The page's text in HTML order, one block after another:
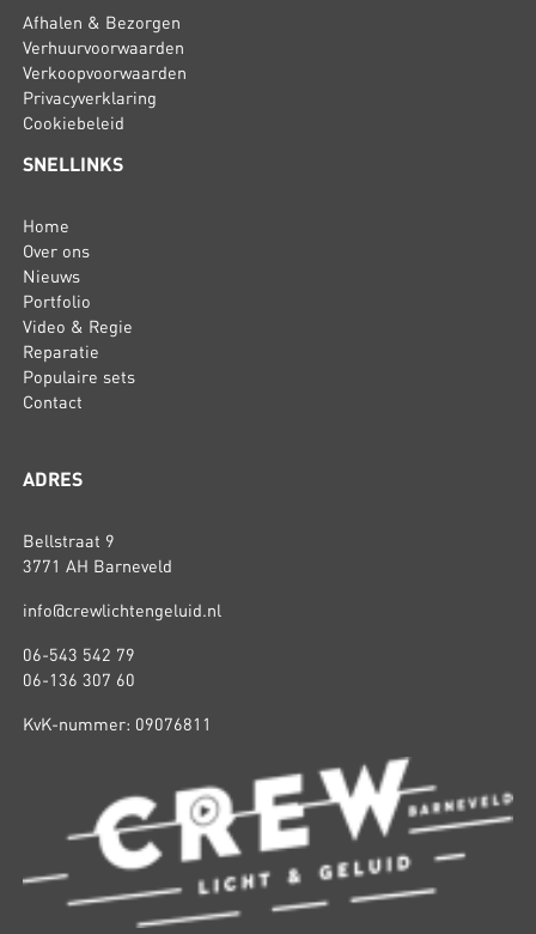
Afhalen & Bezorgen
Verhuurvoorwaarden
Verkoopvoorwaarden
Privacyverklaring
Cookiebeleid
SNELLINKS
Home
Over ons
Nieuws
Portfolio
Video & Regie
Reparatie
Populaire sets
Contact
ADRES
Bellstraat 9
3771 AH Barneveld
info@crewlichtengeluid.nl
06-543 542 79
06-136 307 60
KvK-nummer: 09076811